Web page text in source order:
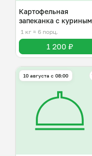
Картофельная
запеканка с куриным
фаршем
1 кг ≈ 6 порц.
1 200 ₽
10 августа с 08:00